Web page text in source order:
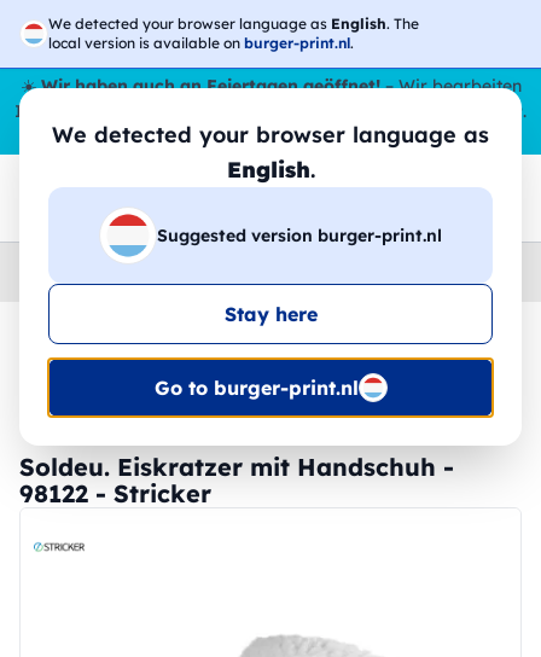
We detected your browser language as English. The
local version is available on burger-print.nl.
We detected your browser language as
English.
Suggested version burger-print.nl
Stay here
Go to burger-print.nl
☀️Wir haben auch an Feiertagen geöffnet!– Wir bearbeiten
Ihre Bestellungen den ganzen Sommer über,
sogar im August.
😎🌴
Home
🔥 -30 % DTF-Druck
Soldeu. Eiskratzer mit Handschuh -
98122 - Stricker